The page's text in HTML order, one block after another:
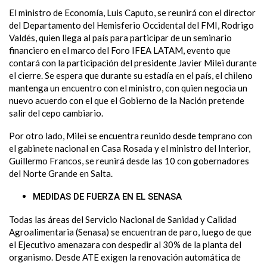
El ministro de Economía, Luis Caputo, se reunirá con el director
del Departamento del Hemisferio Occidental del FMI, Rodrigo
Valdés, quien llega al país para participar de un seminario
financiero en el marco del Foro IFEA LATAM, evento que
contará con la participación del presidente Javier Milei durante
el cierre. Se espera que durante su estadía en el país, el chileno
mantenga un encuentro con el ministro, con quien negocia un
nuevo acuerdo con el que el Gobierno de la Nación pretende
salir del cepo cambiario.
Por otro lado, Milei se encuentra reunido desde temprano con
el gabinete nacional en Casa Rosada y el ministro del Interior,
Guillermo Francos, se reunirá desde las 10 con gobernadores
del Norte Grande en Salta.
MEDIDAS DE FUERZA EN EL SENASA
Todas las áreas del Servicio Nacional de Sanidad y Calidad
Agroalimentaria (Senasa) se encuentran de paro, luego de que
el Ejecutivo amenazara con despedir al 30% de la planta del
organismo. Desde ATE exigen la renovación automática de